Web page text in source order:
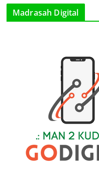
Madrasah Digital